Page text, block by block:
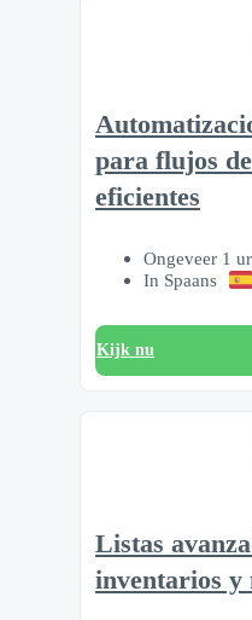
para flujos
eficientes
Ongeveer 1
In Spaans
Kijk nu
Listas
inventarios y